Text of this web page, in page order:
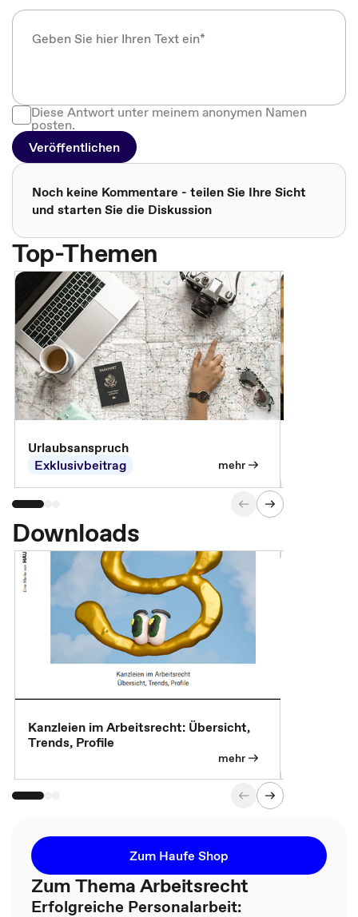
Diese Antwort unter meinem anonymen Namen
posten.
Veröffentlichen
Noch keine Kommentare - teilen Sie Ihre Sicht
und starten Sie die Diskussion
Top-Themen
Urlaubsanspruch
Exklusivbeitrag
mehr
Downloads
Kanzleien im Arbeitsrecht: Übersicht,
Trends, Profile
mehr
Zum Haufe Shop
Zum Thema Arbeitsrecht
Erfolgreiche Personalarbeit: